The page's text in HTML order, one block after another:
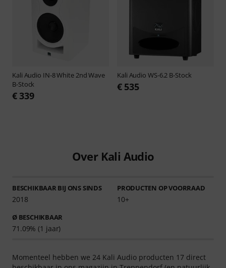
Kali Audio IN-8 White 2nd Wave
B-Stock
€ 339
Kali Audio WS-6.2 B-Stock
€ 535
Over Kali Audio
BESCHIKBAAR BIJ ONS SINDS
2018
PRODUCTEN OP VOORRAAD
10+
Ø BESCHIKBAAR
71.09% (1 jaar)
Momenteel hebben we 24 Kali Audio producten 17 direct